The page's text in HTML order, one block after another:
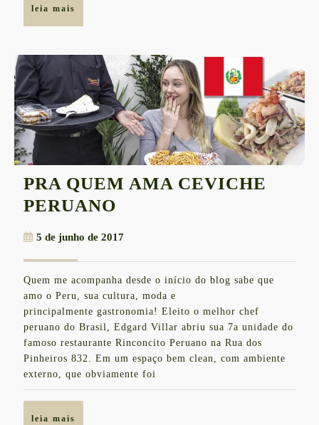
leia mais
PRA QUEM AMA CEVICHE
PERUANO
AMA
CEVICHE
PERUANO
5 de junho de 20175
de
2017
Quem me acompanha desde o início do blog sabe que
amo o Peru, sua cultura, moda e
principalmente gastronomia! Eleito o melhor chef
peruano do Brasil, Edgard Villar abriu sua 7a unidade do
famoso restaurante Rinconcito Peruano na Rua dos
Pinheiros 832. Em um espaço bem clean, com ambiente
externo, que obviamente foi
leia mais